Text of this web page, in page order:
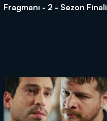
Fragmanı - 2 - Sezon Finali